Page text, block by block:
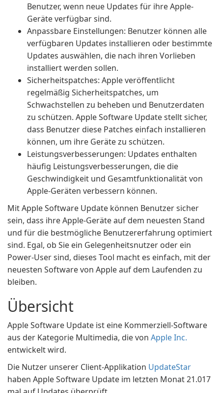
Benutzer, wenn neue Updates für ihre Apple-
Geräte verfügbar sind.
Anpassbare Einstellungen: Benutzer können alle
verfügbaren Updates installieren oder bestimmte
Updates auswählen, die nach ihren Vorlieben
installiert werden sollen.
Sicherheitspatches: Apple veröffentlicht
regelmäßig Sicherheitspatches, um
Schwachstellen zu beheben und Benutzerdaten
zu schützen. Apple Software Update stellt sicher,
dass Benutzer diese Patches einfach installieren
können, um ihre Geräte zu schützen.
Leistungsverbesserungen: Updates enthalten
häufig Leistungsverbesserungen, die die
Geschwindigkeit und Gesamtfunktionalität von
Apple-Geräten verbessern können.
Mit Apple Software Update können Benutzer sicher
sein, dass ihre Apple-Geräte auf dem neuesten Stand
und für die bestmögliche Benutzererfahrung optimiert
sind. Egal, ob Sie ein Gelegenheitsnutzer oder ein
Power-User sind, dieses Tool macht es einfach, mit der
neuesten Software von Apple auf dem Laufenden zu
bleiben.
Übersicht
Apple Software Update ist eine Kommerziell-Software
aus der Kategorie Multimedia, die von Apple Inc.
entwickelt wird.
Die Nutzer unserer Client-Applikation UpdateStar
haben Apple Software Update im letzten Monat 21.017